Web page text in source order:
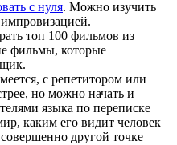
с нуля. Можно изучить
топ 100 фильмов из
фильмы, которые
с репетитором или
но можно начать и
языка по переписке
каким его видит человек
другой точке